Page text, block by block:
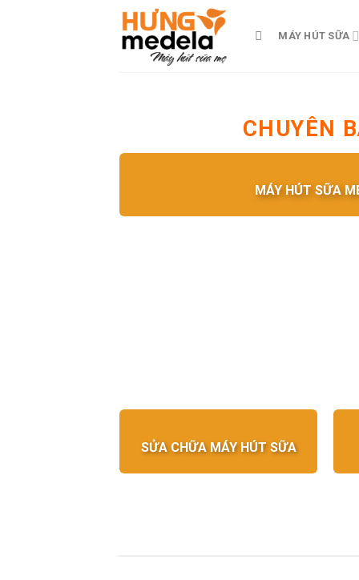
MÁY HÚT SỮA
CHUYÊN
MÁY HÚT SỮA
SỬA CHỮA MÁY HÚT SỮA